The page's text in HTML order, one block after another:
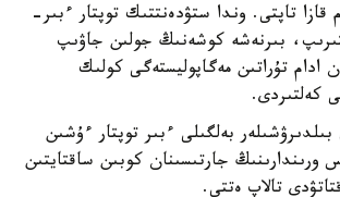
تاعى 2 ادام قازا تاپتى. وندا ستۋدەنتتىك توپتار ءبىر-
بىرنەشە كوشەنىڭ جولىن جاۋىپ
20 ميلليون ادام تۇراتىن مەگاپوليستەگى كولىك
كەلتىردى.
بىلدىرۋشىلەر بەلگىلى ءبىر توپتار ءۇشىن
ورىندارىنىڭ جارتىسىنان كوبىن ساقتايتىن
تالاپ ەتتى.